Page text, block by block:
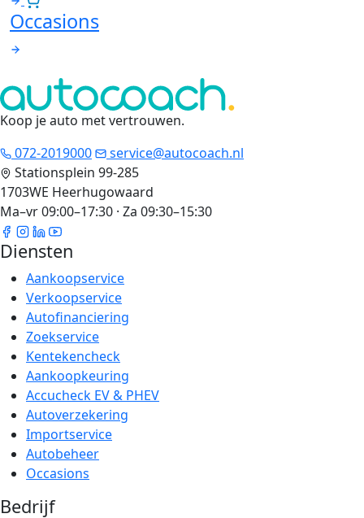
Occasions
Koop je auto met vertrouwen.
072-2019000
service@autocoach.nl
Stationsplein 99-285
1703WE Heerhugowaard
Ma–vr 09:00–17:30 · Za 09:30–15:30
Diensten
Aankoopservice
Verkoopservice
Autofinanciering
Zoekservice
Kentekencheck
Aankoopkeuring
Accucheck EV & PHEV
Autoverzekering
Importservice
Autobeheer
Occasions
Bedrijf